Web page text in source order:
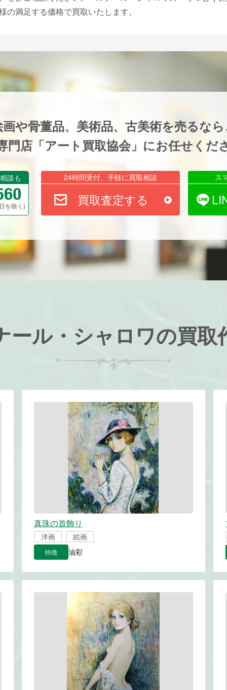
の満足する価格で買取いたします。
や骨董品、美術品、古美術を売るな
門店「アート買取協会」にお任せくだ
談も
を除く)
24時間受付、手軽に買取相談
買取査定する
ス
ール・シャロワの買取
真珠の首飾り
洋画 絵画
特徴 油彩